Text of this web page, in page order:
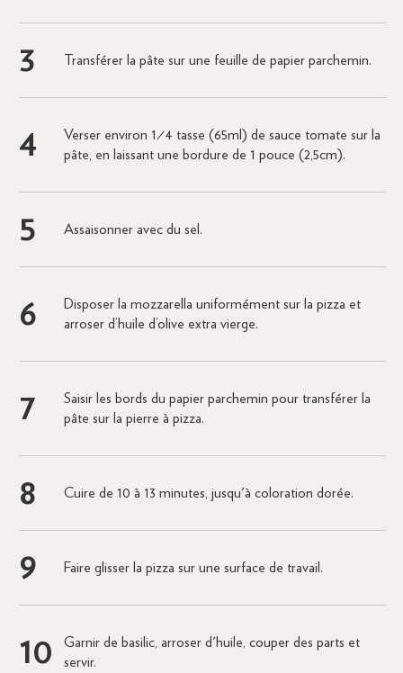
Transférer la pâte sur une feuille de papier parchemin.
Verser environ 1⁄4 tasse (65ml) de sauce tomate sur la
pâte, en laissant une bordure de 1 pouce (2,5cm).
Assaisonner avec du sel.
Disposer la mozzarella uniformément sur la pizza et
arroser d’huile d’olive extra vierge.
Saisir les bords du papier parchemin pour transférer la
pâte sur la pierre à pizza.
Cuire de 10 à 13 minutes, jusqu'à coloration dorée.
Faire glisser la pizza sur une surface de travail.
Garnir de basilic, arroser d'huile, couper des parts et
servir.